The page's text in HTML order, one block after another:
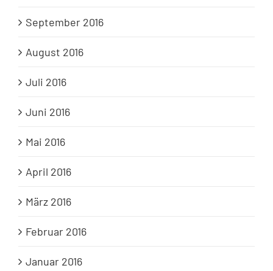
September 2016
August 2016
Juli 2016
Juni 2016
Mai 2016
April 2016
März 2016
Februar 2016
Januar 2016